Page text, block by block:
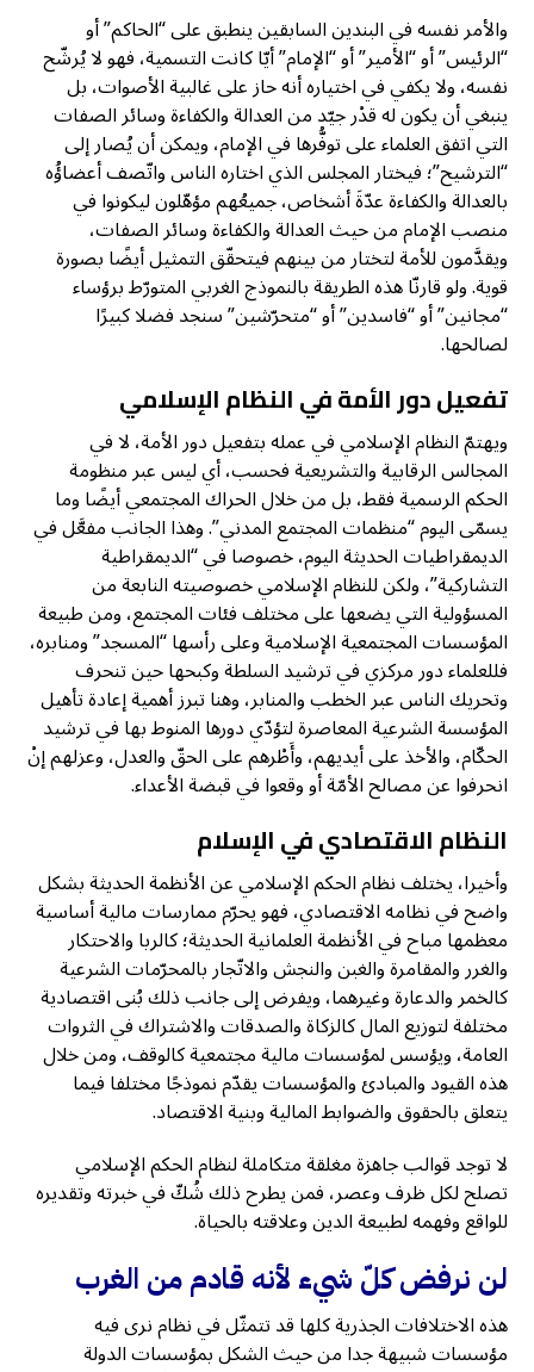
والأمر نفسه في البندين السابقين ينطبق على “الحاكم” أو
“الرئيس” أو “الأمير” أو “الإمام” أيّا كانت التسمية، فهو لا يُرشّح
نفسه، ولا يكفي في اختياره أنه حاز على غالبية الأصوات، بل
ينبغي أن يكون له قدْر جيّد من العدالة والكفاءة وسائر الصفات
التي اتفق العلماء على توفُّرها في الإمام، ويمكن أن يُصار إلى
“الترشيح”؛ فيختار المجلس الذي اختاره الناس واتّصف أعضاؤُه
بالعدالة والكفاءة عدّةَ أشخاص، جميعُهم مؤهّلون ليكونوا في
منصب الإمام من حيث العدالة والكفاءة وسائر الصفات،
ويقدَّمون للأمة لتختار من بينهم فيتحقّق التمثيل أيضًا بصورة
قوية. ولو قارنّا هذه الطريقة بالنموذج الغربي المتورّط برؤساء
“مجانين” أو “فاسدين” أو “متحرّشين” سنجد فضلا كبيرًا
لصالحها.
تفعيل دور الأمة في النظام الإسلامي
ويهتمّ النظام الإسلامي في عمله بتفعيل دور الأمة، لا في
المجالس الرقابية والتشريعية فحسب، أي ليس عبر منظومة
الحكم الرسمية فقط، بل من خلال الحراك المجتمعي أيضًا وما
يسمّى اليوم “منظمات المجتمع المدني”. وهذا الجانب مفعَّل في
الديمقراطيات الحديثة اليوم، خصوصا في “الديمقراطية
التشاركية”، ولكن للنظام الإسلامي خصوصيته النابعة من
المسؤولية التي يضعها على مختلف فئات المجتمع، ومن طبيعة
المؤسسات المجتمعية الإسلامية وعلى رأسها “المسجد” ومنابره،
فللعلماء دور مركزي في ترشيد السلطة وكبحها حين تنحرف
وتحريك الناس عبر الخطب والمنابر، وهنا تبرز أهمية إعادة تأهيل
المؤسسة الشرعية المعاصرة لتؤدّي دورها المنوط بها في ترشيد
الحكّام، والأخذ على أيديهم، وأَطْرهم على الحقّ والعدل، وعزلهم إنْ
انحرفوا عن مصالح الأمّة أو وقعوا في قبضة الأعداء.
النظام الاقتصادي في الإسلام
وأخيرا، يختلف نظام الحكم الإسلامي عن الأنظمة الحديثة بشكل
واضح في نظامه الاقتصادي، فهو يحرّم ممارسات مالية أساسية
معظمها مباح في الأنظمة العلمانية الحديثة؛ كالربا والاحتكار
والغرر والمقامرة والغبن والنجش والاتّجار بالمحرّمات الشرعية
كالخمر والدعارة وغيرهما، ويفرض إلى جانب ذلك بُنى اقتصادية
مختلفة لتوزيع المال كالزكاة والصدقات والاشتراك في الثروات
العامة، ويؤسس لمؤسسات مالية مجتمعية كالوقف، ومن خلال
هذه القيود والمبادئ والمؤسسات يقدّم نموذجًا مختلفا فيما
يتعلق بالحقوق والضوابط المالية وبنية الاقتصاد.
لا توجد قوالب جاهزة مغلقة متكاملة لنظام الحكم الإسلامي
تصلح لكل ظرف وعصر، فمن يطرح ذلك شُكّ في خبرته وتقديره
للواقع وفهمه لطبيعة الدين وعلاقته بالحياة.
لن نرفض كلّ شيء لأنه قادم من الغرب
هذه الاختلافات الجذرية كلها قد تتمثّل في نظام نرى فيه
مؤسسات شبيهة جدا من حيث الشكل بمؤسسات الدولة